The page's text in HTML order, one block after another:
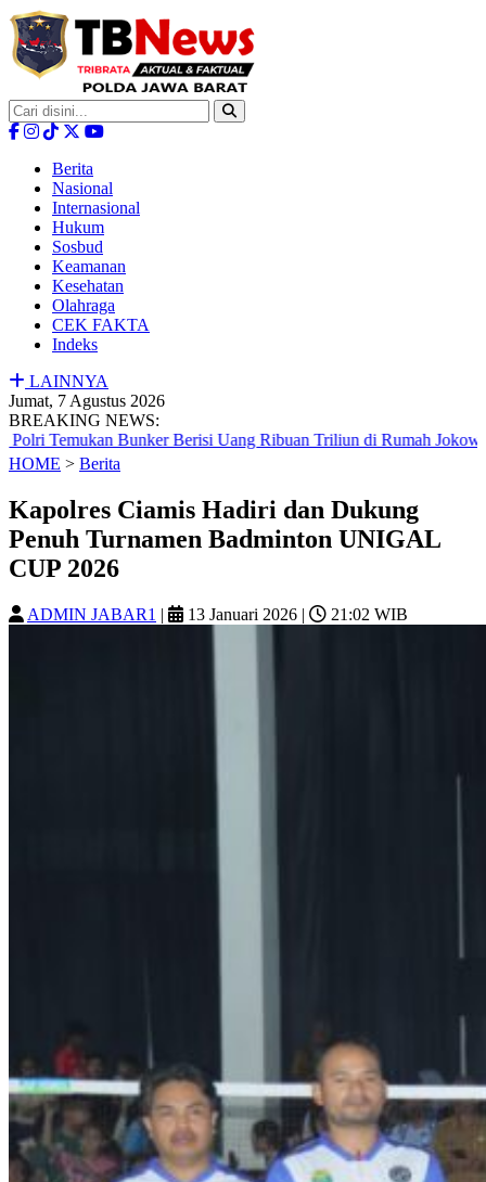
Berita
Nasional
Internasional
Hukum
Sosbud
Keamanan
Kesehatan
Olahraga
CEK FAKTA
Indeks
LAINNYA
Jumat, 7 Agustus 2026
BREAKING NEWS:
Bunker Berisi Uang Ribuan Triliun di Rumah Jokowi|
HOME > Berita
Kapolres Ciamis Hadiri dan Dukung
Penuh Turnamen Badminton UNIGAL
CUP 2026
ADMIN JABAR1 | 13 Januari 2026 | 21:02 WIB